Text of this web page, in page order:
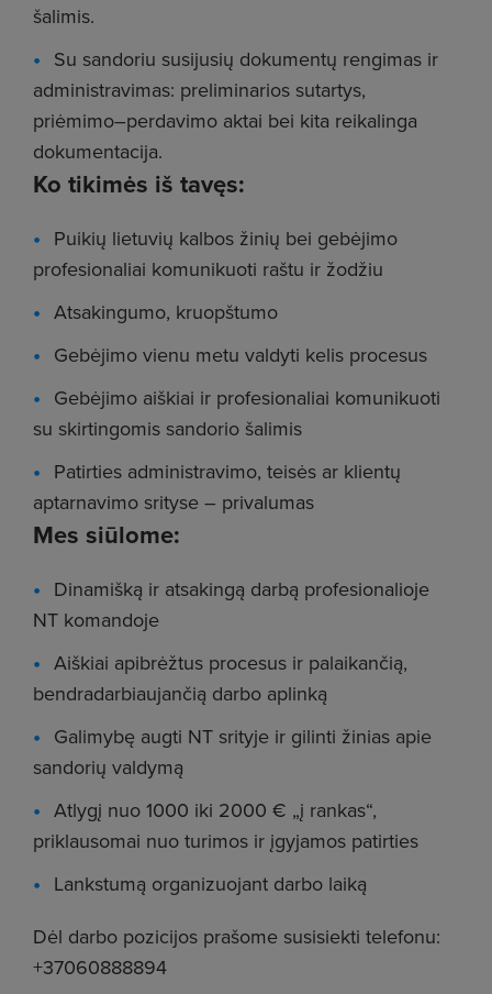
šalimis.
Su sandoriu susijusių dokumentų rengimas ir
administravimas: preliminarios sutartys,
priėmimo–perdavimo aktai bei kita reikalinga
dokumentacija.
Ko tikimės iš tavęs:
Puikių lietuvių kalbos žinių bei gebėjimo
profesionaliai komunikuoti raštu ir žodžiu
Atsakingumo, kruopštumo
Gebėjimo vienu metu valdyti kelis procesus
Gebėjimo aiškiai ir profesionaliai komunikuoti
su skirtingomis sandorio šalimis
Patirties administravimo, teisės ar klientų
aptarnavimo srityse – privalumas
Mes siūlome:
Dinamišką ir atsakingą darbą profesionalioje
NT komandoje
Aiškiai apibrėžtus procesus ir palaikančią,
bendradarbiaujančią darbo aplinką
Galimybę augti NT srityje ir gilinti žinias apie
sandorių valdymą
Atlygį nuo 1000 iki 2000 € „į rankas“,
priklausomai nuo turimos ir įgyjamos patirties
Lankstumą organizuojant darbo laiką
Dėl darbo pozicijos prašome susisiekti telefonu:
+37060888894